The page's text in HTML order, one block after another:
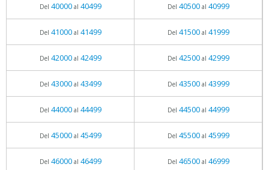
Del 40000al 40499 Del 40500al 40999
Del 41000al 41499 Del 41500al 41999
Del 42000al 42499 Del 42500al 42999
Del 43000al 43499 Del 43500al 43999
Del 44000al 44499 Del 44500al 44999
Del 45000al 45499 Del 45500al 45999
Del 46000al 46499 Del 46500al 46999